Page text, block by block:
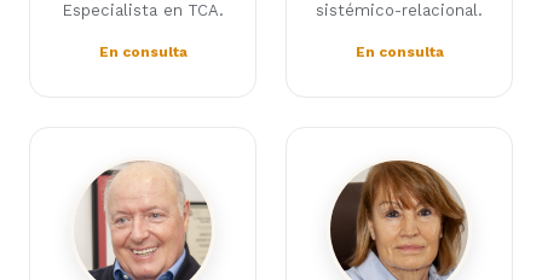
Especialista en TCA.
En consulta
sistémico-relacional.
En consulta